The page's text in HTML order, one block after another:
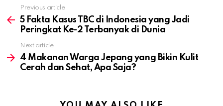
more
Previous article
5 Fakta Kasus TBC di Indonesia yang Jadi
Peringkat Ke-2 Terbanyak di Dunia
Next article
4 Makanan Warga Jepang yang Bikin Kulit
Cerah dan Sehat, Apa Saja?